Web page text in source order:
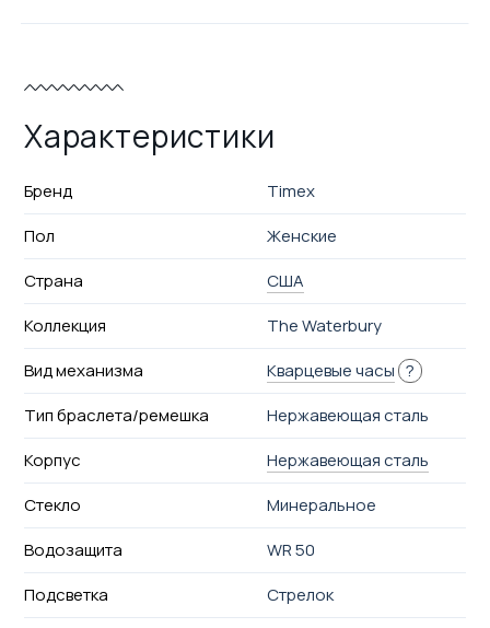
Характеристики
Бренд
Timex
Пол
Женские
Страна
США
Коллекция
The Waterbury
Вид механизма
Кварцевые часы ?
Тип браслета/ремешка
Нержавеющая сталь
Корпус
Нержавеющая сталь
Стекло
Минеральное
Водозащита
WR 50
Подсветка
Стрелок